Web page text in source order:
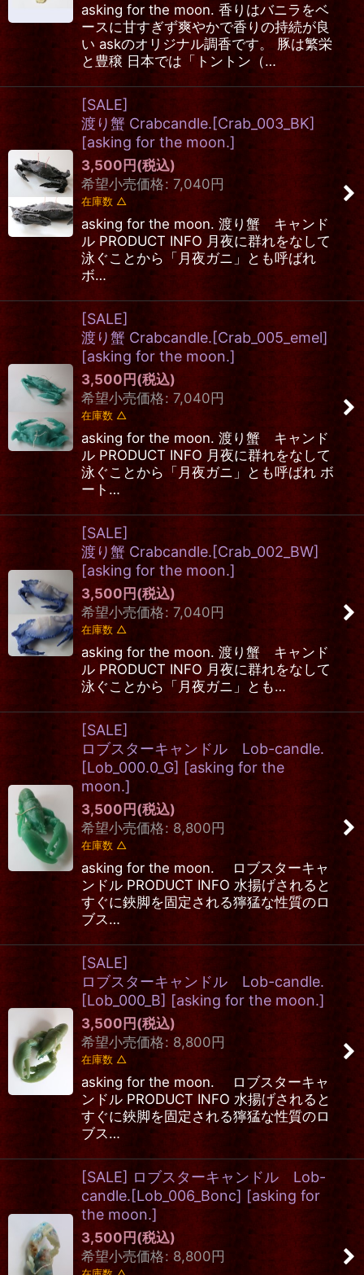
asking for the moon. 香りはバニラをベ
ースに甘すぎず爽やかで香りの持続が良
い askのオリジナル調香です。 豚は繁栄
と豊穣 日本では「トントン（…
[SALE]
渡り蟹 Crabcandle.[Crab_003_BK]
[asking for the moon.]
3,500円(税込)
希望小売価格: 7,040円
在庫数 △
asking for the moon. 渡り蟹 キャンド
ル PRODUCT INFO 月夜に群れをなして
泳ぐことから「月夜ガニ」とも呼ばれ
ボ…
[SALE]
渡り蟹 Crabcandle.[Crab_005_emel]
[asking for the moon.]
3,500円(税込)
希望小売価格: 7,040円
在庫数 △
asking for the moon. 渡り蟹 キャンド
ル PRODUCT INFO 月夜に群れをなして
泳ぐことから「月夜ガニ」とも呼ばれ ボ
ート…
[SALE]
渡り蟹 Crabcandle.[Crab_002_BW]
[asking for the moon.]
3,500円(税込)
希望小売価格: 7,040円
在庫数 △
asking for the moon. 渡り蟹 キャンド
ル PRODUCT INFO 月夜に群れをなして
泳ぐことから「月夜ガニ」とも…
[SALE]
ロブスターキャンドル Lob-candle.
[Lob_000.0_G] [asking for the
moon.]
3,500円(税込)
希望小売価格: 8,800円
在庫数 △
asking for the moon. ロブスターキャ
ンドル PRODUCT INFO 水揚げされると
すぐに鋏脚を固定される獰猛な性質のロ
ブス…
[SALE]
ロブスターキャンドル Lob-candle.
[Lob_000_B] [asking for the moon.]
3,500円(税込)
希望小売価格: 8,800円
在庫数 △
asking for the moon. ロブスターキャ
ンドル PRODUCT INFO 水揚げされると
すぐに鋏脚を固定される獰猛な性質のロ
ブス…
[SALE] ロブスターキャンドル Lob-
candle.[Lob_006_Bonc] [asking for
the moon.]
3,500円(税込)
希望小売価格: 8,800円